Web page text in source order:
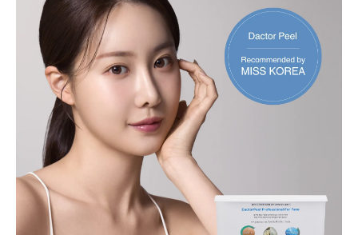
ダクトピールの使い方と韓国式方法の違い
効果で選ぶ韓国式肌管理とダクトピール
ダクトピールとララピールの違いポイント
肌に優しいダクトピールの安心ポイント
ダクトピールの禁忌事項と安全性について
敏感肌にも対応ダクトピールの安心設計
妊娠中でも安心して受けられるダクトピー
ル
ダクトピール施術時の痛みやダウンタイム